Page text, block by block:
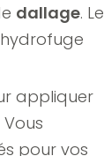
dallage. Le
appliquer
pour vos